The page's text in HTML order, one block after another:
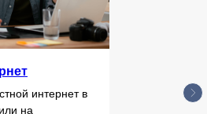
интернет в
на